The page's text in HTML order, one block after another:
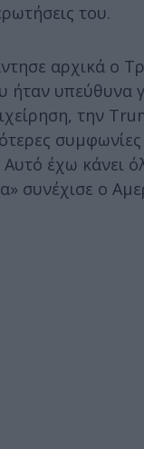
του.
αρχικά ο
ήταν υπεύθυνα
την
Αυτό έχω κάνει
συνέχισε ο